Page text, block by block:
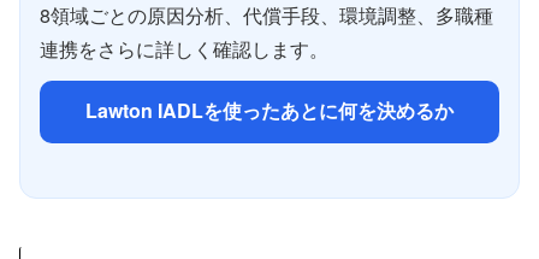
8領域ごとの原因分析、代償手段、環境調整、多職種
連携をさらに詳しく確認します。
Lawton IADLを使ったあとに何を決めるか